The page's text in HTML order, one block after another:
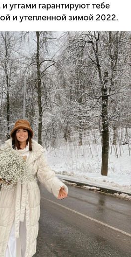
уггами гарантируют тебе
и утепленной зимой 2022.